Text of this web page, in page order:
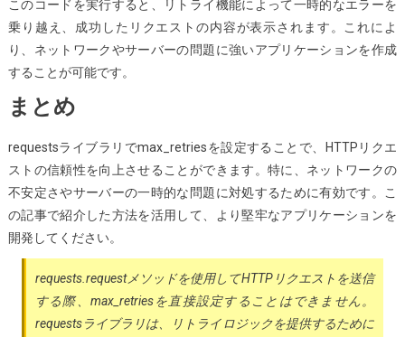
このコードを実行すると、リトライ機能によって一時的なエラーを
乗り越え、成功したリクエストの内容が表示されます。これによ
り、ネットワークやサーバーの問題に強いアプリケーションを作成
することが可能です。
まとめ
requestsライブラリでmax_retriesを設定することで、HTTPリクエ
ストの信頼性を向上させることができます。特に、ネットワークの
不安定さやサーバーの一時的な問題に対処するために有効です。こ
の記事で紹介した方法を活用して、より堅牢なアプリケーションを
開発してください。
requests.requestメソッドを使用してHTTPリクエストを送信
する際、max_retriesを直接設定することはできません。
requestsライブラリは、リトライロジックを提供するために